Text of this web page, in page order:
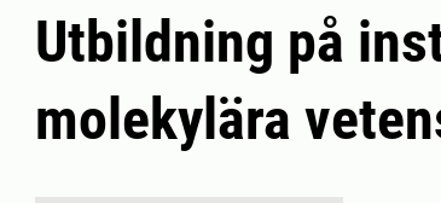
Utbildning på
molekylära